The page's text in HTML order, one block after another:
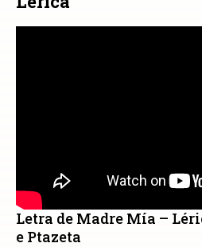
Letra de Madre Mía –
e Ptazeta